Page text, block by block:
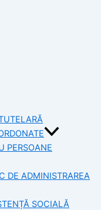
PERSOANE
DE ADMINISTRAREA
SOCIALĂ